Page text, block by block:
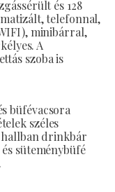
és 128
telefonnal,
minibárral,
A
szoba is
büfévacsora
széles
hallban drinkbár
süteménybüfé